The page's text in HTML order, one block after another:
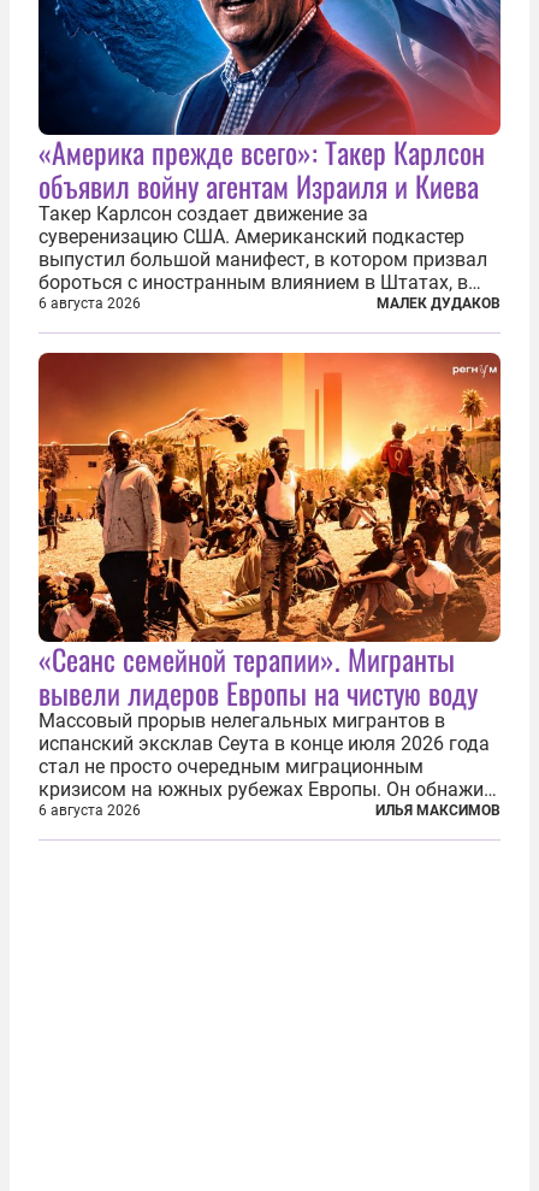
«Америка прежде всего»: Такер Карлсон
объявил войну агентам Израиля и Киева
Такер Карлсон создает движение за
суверенизацию США. Американский подкастер
выпустил большой манифест, в котором призвал
бороться с иностранным влиянием в Штатах, в
первую очередь имея в виду Израиль. А также
прекратить заморские войны, выплатить
репарации Ирану, остановить прием мигрантов...
6 августа 2026 МАЛЕК ДУДАКОВ
«Сеанс семейной терапии». Мигранты
вывели лидеров Европы на чистую воду
Массовый прорыв нелегальных мигрантов в
испанский эксклав Сеута в конце июля 2026 года
стал не просто очередным миграционным
кризисом на южных рубежах Европы. Он обнажил
фундаментальный раскол внутри Евросоюза,
продемонстрировав, что десятилетиями
6 августа 2026 ИЛЬЯ МАКСИМОВ